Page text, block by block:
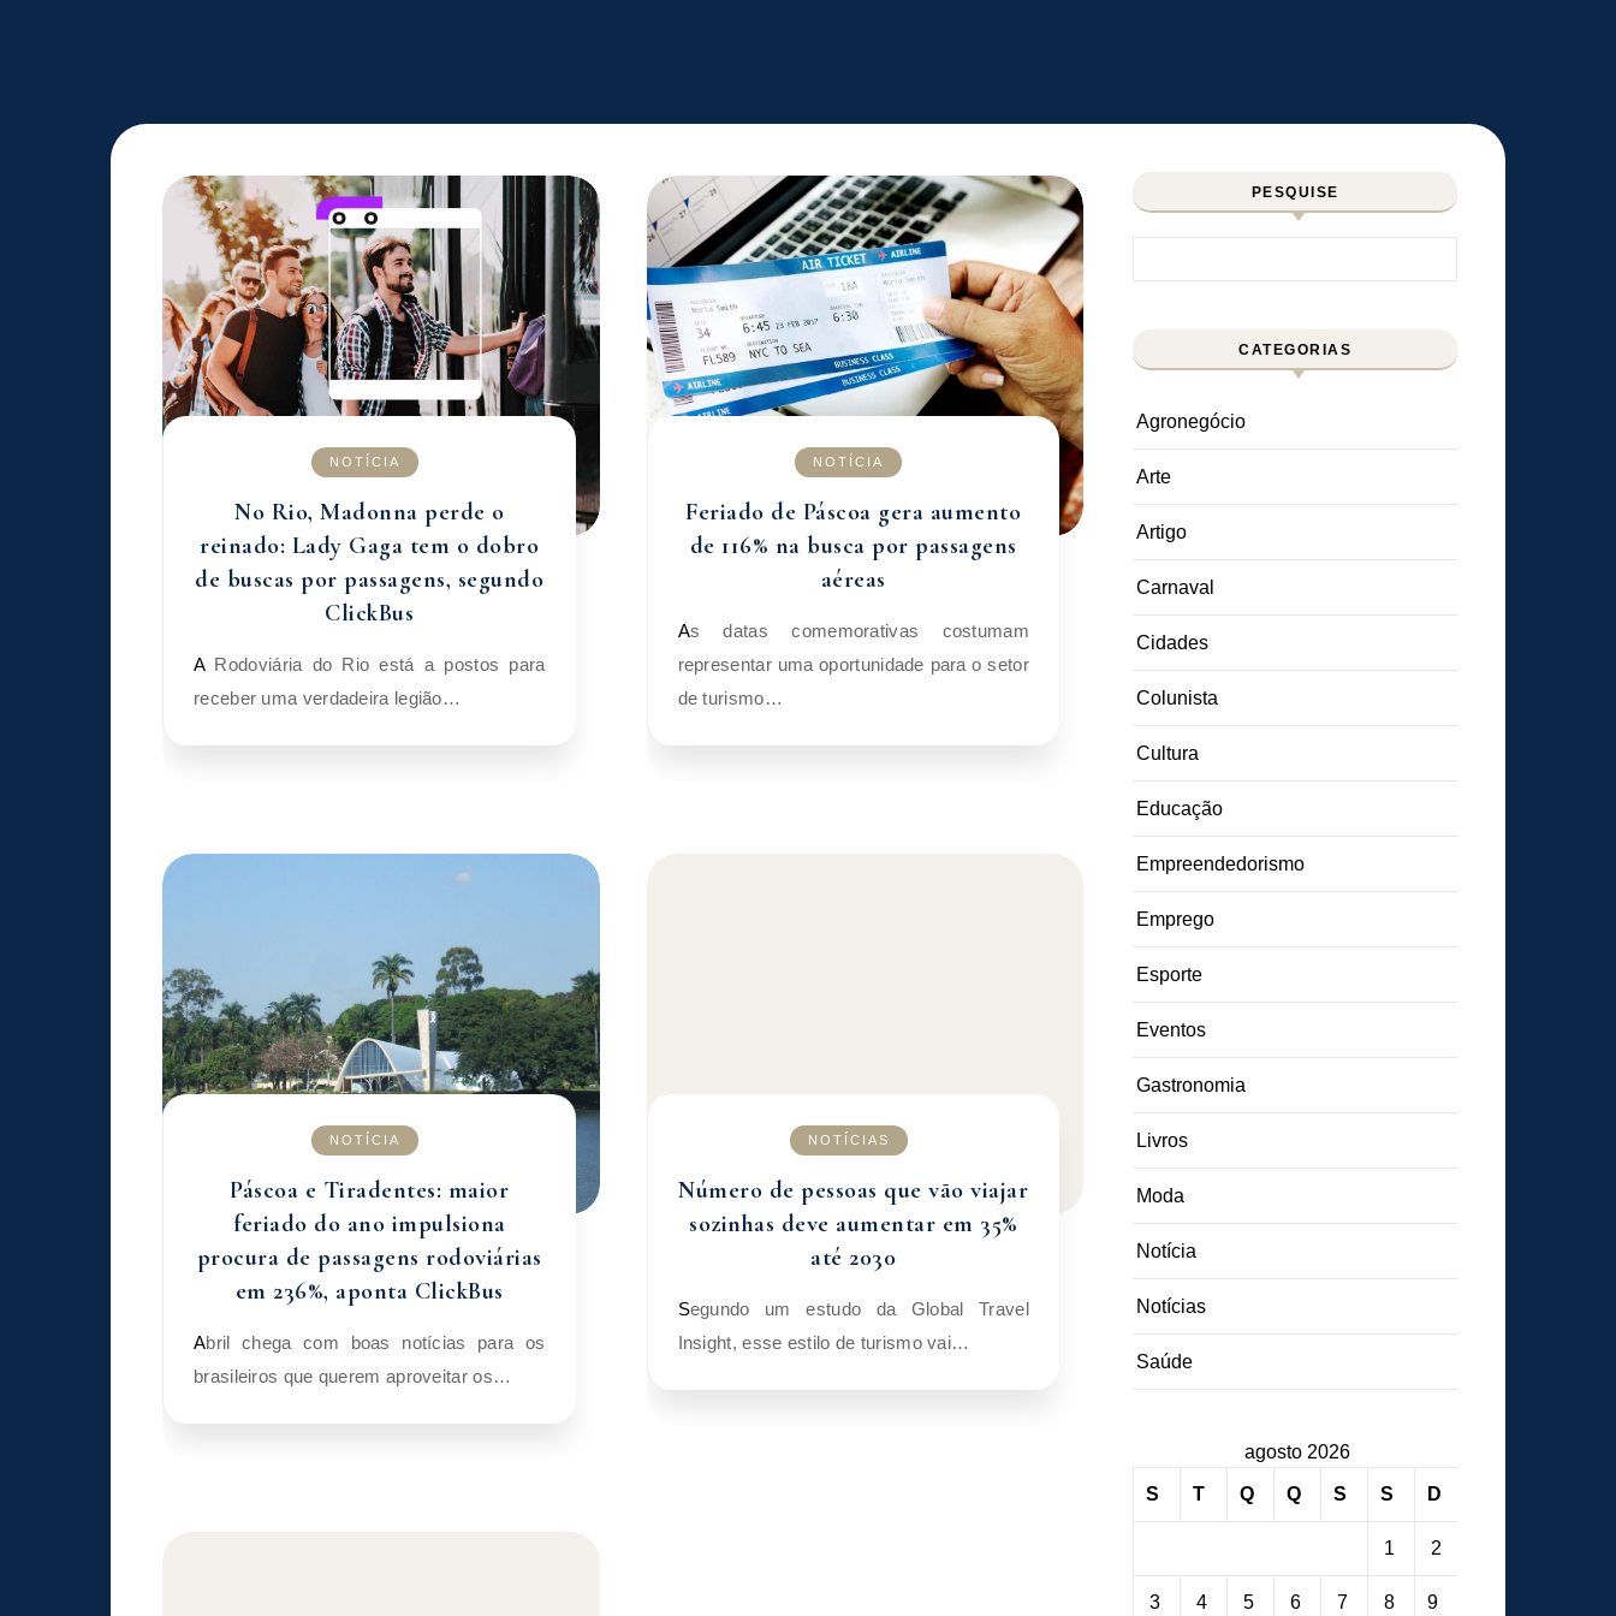
NOTÍCIA
No Rio, Madonna perde o
reinado: Lady Gaga tem o dobro
de buscas por passagens, segundo
ClickBus
A Rodoviária do Rio está a postos para
receber uma verdadeira legião…
NOTÍCIA
Feriado de Páscoa gera aumento
de 116% na busca por passagens
aéreas
As datas comemorativas costumam
representar uma oportunidade para o setor
de turismo…
NOTÍCIA
Páscoa e Tiradentes: maior
feriado do ano impulsiona
procura de passagens rodoviárias
em 236%, aponta ClickBus
Abril chega com boas notícias para os
brasileiros que querem aproveitar os…
NOTÍCIAS
Número de pessoas que vão viajar
sozinhas deve aumentar em 35%
até 2030
Segundo um estudo da Global Travel
Insight, esse estilo de turismo vai…
PESQUISE
CATEGORIAS
Agronegócio
Arte
Artigo
Carnaval
Cidades
Colunista
Cultura
Educação
Empreendedorismo
Emprego
Esporte
Eventos
Gastronomia
Livros
Moda
Notícia
Notícias
Saúde
agosto 2026
S T Q Q S S D
1 2
3 4 5 6 7 8 9